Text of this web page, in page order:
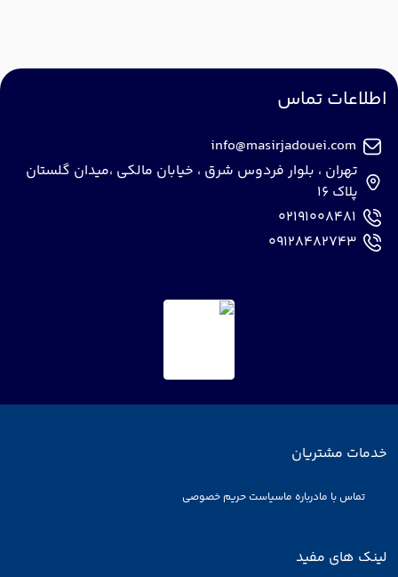
خدمات مشتریان
تماس با مادرباره ماسیاست حریم خصوصی
لینک های مفید
اطلاعات تماس
info@masirjadouei.com
تهران ، بلوار فردوس شرق ، خیابان مالکی ،میدان گلستان
پلاک 16
02191008481
09128482743